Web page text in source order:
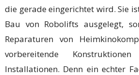
die gerade eingerichtet wird. Sie
Bau von Robolifts ausgelegt,
Reparaturen von
vorbereitende
Installationen. Denn ein echter